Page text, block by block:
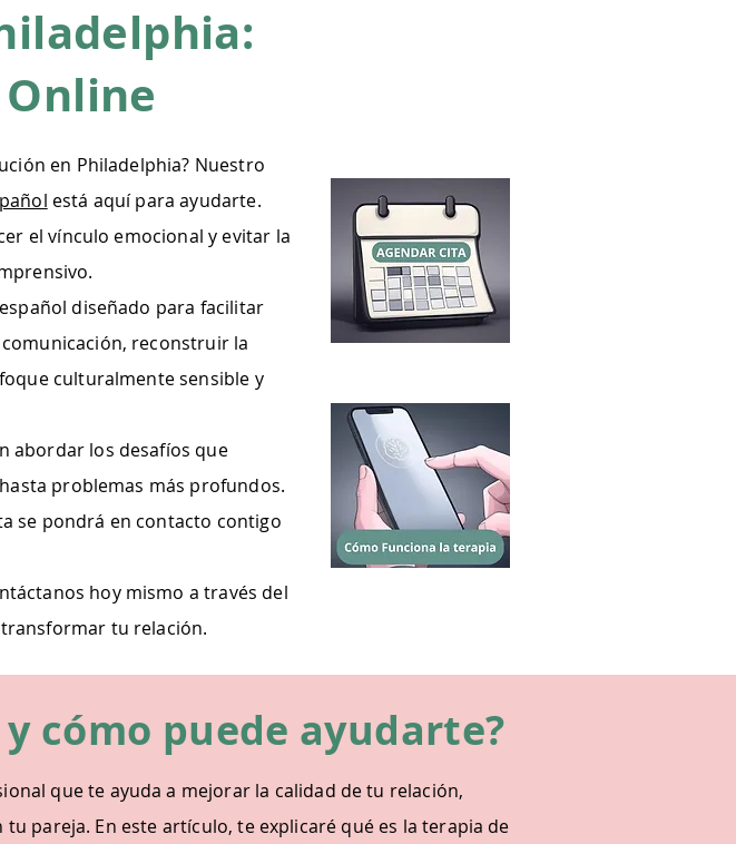
en Philadelphia? Nuestro
está aquí para ayudarte.
el vínculo emocional y evitar la
diseñado para facilitar
reconstruir la
culturalmente sensible y
abordar los desafíos que
problemas más profundos.
se pondrá en contacto contigo
hoy mismo a través del
tu relación.
cómo puede ayudarte?
que te ayuda a mejorar la calidad de tu relación,
pareja. En este artículo, te explicaré qué es la terapia de